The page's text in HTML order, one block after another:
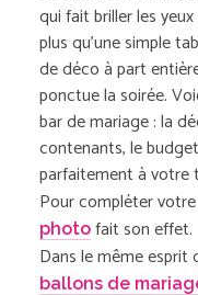
qui fait briller les
plus qu’une simple
de déco à part
ponctue la soirée.
bar de mariage : la
contenants, le
parfaitement à votre
Pour compléter
photo fait son effet.
Dans le même esprit
ballons de